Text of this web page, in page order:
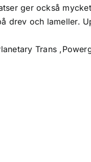
ger också
drev och lameller.
Trans